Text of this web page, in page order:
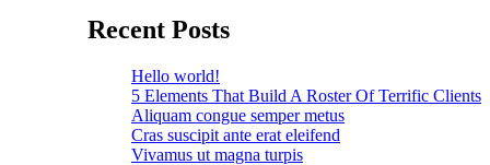
Recent Posts
Hello world!
5 Elements That Build A Roster Of Terrific Clients
Aliquam congue semper metus
Cras suscipit ante erat eleifend
Vivamus ut magna turpis